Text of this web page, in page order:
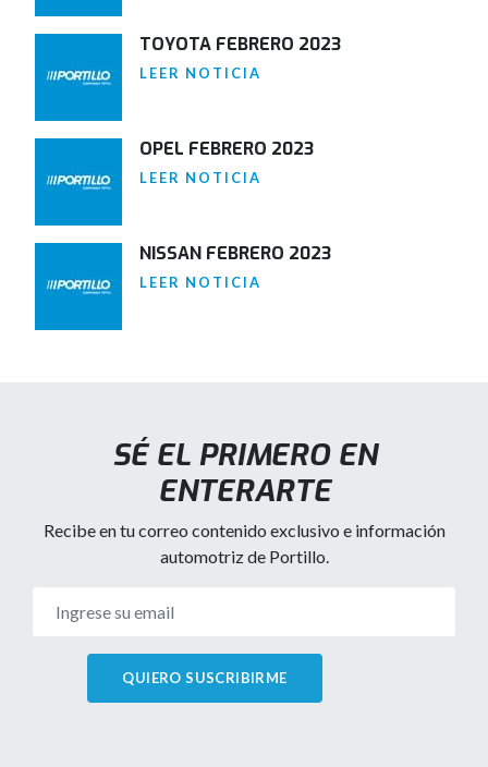
TOYOTA FEBRERO 2023
LEER NOTICIA
OPEL FEBRERO 2023
LEER NOTICIA
NISSAN FEBRERO 2023
LEER NOTICIA
SÉ EL PRIMERO EN
ENTERARTE
Recibe en tu correo contenido exclusivo e información
automotriz de Portillo.